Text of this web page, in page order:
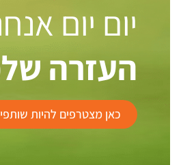
יום יום
העזרה
כאן מצטרפים להיות